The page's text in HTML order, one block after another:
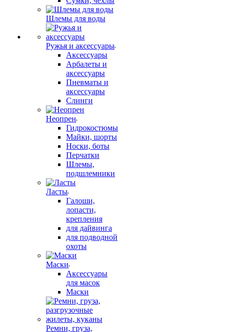
Шлемы для воды
Ружья и аксессуары
Аксессуары
Арбалеты и
аксессуары
Пневматы и
аксессуары
Слинги
Неопрен
Гидрокостюмы
Майки, шорты
Носки, боты
Перчатки
Шлемы,
подшлемники
Ласты
Галоши,
лопасти,
крепления
для дайвинга
для подводной
охоты
Маски
Аксессуары
для масок
Маски
Ремни, груза,